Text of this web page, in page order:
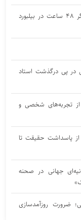
کمپین عجیب نتفلیکس برای فیلم جدید؛ بازیگر ۴۸ ساعت در بیلبورد
در پی درگذشت استاد
از تجربه‌های شخصی و
از پاسداشت حقیقت تا
جهانی در صحنه
ضرورت روزآمدسازی